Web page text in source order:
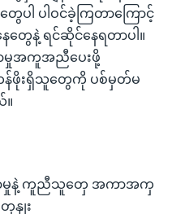
ပါ ပါဝင်ခဲ့ကြတာကြောင့်
ေနဲ့ ရင်ဆိုင်နေရတာပါ။
ာမှုအကူအညီပေးဖို့
န်ဖိုးရှိသူတွေကို ပစ်မှတ်မ
။
ာနာမှုနဲ့ ကူညီသူတှေ အကာအကှ
နျး